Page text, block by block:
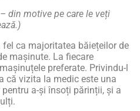
din motive pe care le veți
ca majoritatea băiețeilor de
mașinute. La fiecare
preferate. Privindu-l
că vizita la medic este una
a-și însoți părinții, și a